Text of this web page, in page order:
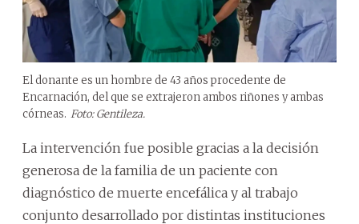
El donante es un hombre de 43 años procedente de
Encarnación, del que se extrajeron ambos riñones y ambas
córneas. Foto: Gentileza.
La intervención fue posible gracias a la decisión
generosa de la familia de un paciente con
diagnóstico de muerte encefálica y al trabajo
conjunto desarrollado por distintas instituciones